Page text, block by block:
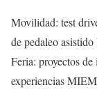
Movilidad: test
de pedaleo
Feria: proyectos
experiencias